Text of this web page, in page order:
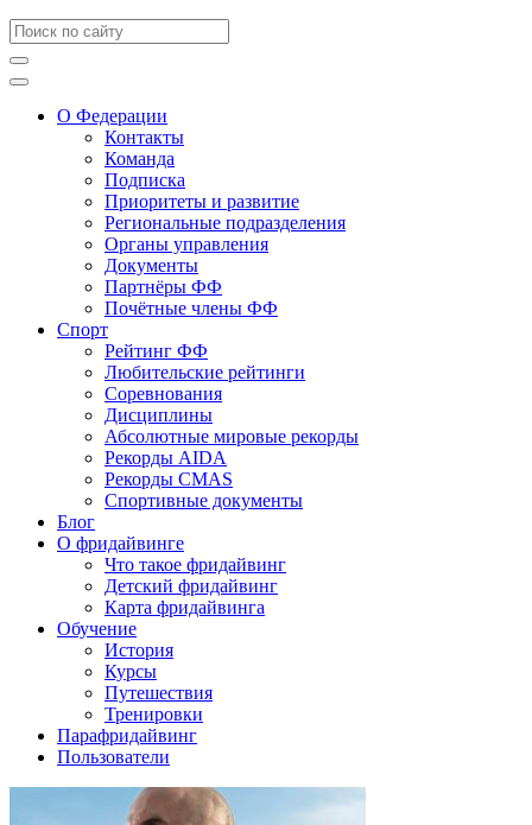
О Федерации
Контакты
Команда
Подписка
Приоритеты и развитие
Региональные подразделения
Органы управления
Документы
Партнёры ФФ
Почётные члены ФФ
Спорт
Рейтинг ФФ
Любительские рейтинги
Соревнования
Дисциплины
Абсолютные мировые рекорды
Рекорды AIDA
Рекорды CMAS
Спортивные документы
Блог
О фридайвинге
Что такое фридайвинг
Детский фридайвинг
Карта фридайвинга
Обучение
История
Курсы
Путешествия
Тренировки
Парафридайвинг
Пользователи